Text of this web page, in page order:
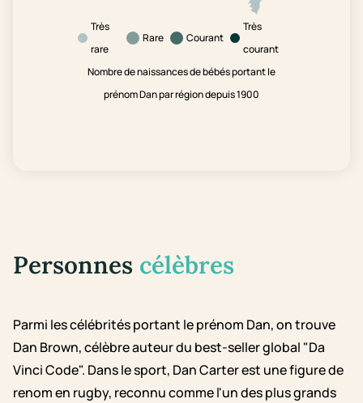
Très
rare
Rare Courant
Très
courant
Nombre de naissances de bébés portant le
prénom Dan par région depuis 1900
Personnes célèbres
Parmi les célébrités portant le prénom Dan, on trouve
Dan Brown, célèbre auteur du best-seller global "Da
Vinci Code". Dans le sport, Dan Carter est une figure de
renom en rugby, reconnu comme l'un des plus grands